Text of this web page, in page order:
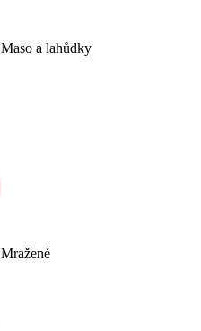
Maso a lahůdky
Mražené